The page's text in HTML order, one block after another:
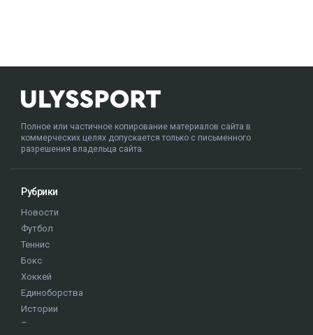
Полное или частичное копирование материалов сайта в
коммерческих целях допускается только с письменного
разрешения владельца сайта.
Рубрики
Новости
Футбол
Теннис
Бокс
Хоккей
Единоборства
Истории
Олимпиада